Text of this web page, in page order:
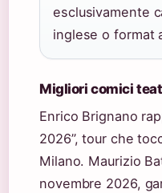
esclusivamente
inglese o format
Migliori comici
Enrico Brignano
2026”, tour che
Milano. Maurizio
novembre 2026,